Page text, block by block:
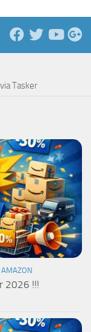
Tasker
2026 !!!